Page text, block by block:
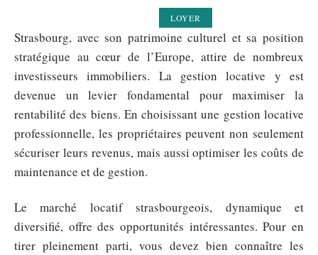
LOYER
Strasbourg, avec son patrimoine culturel et sa position
stratégique au cœur de l’Europe, attire de nombreux
investisseurs immobiliers. La gestion locative y est
devenue un levier fondamental pour maximiser la
rentabilité des biens. En choisissant une gestion locative
professionnelle, les propriétaires peuvent non seulement
sécuriser leurs revenus, mais aussi optimiser les coûts de
maintenance et de gestion.
Le marché locatif strasbourgeois, dynamique et
diversifié, offre des opportunités intéressantes. Pour en
tirer pleinement parti, vous devez bien connaître les